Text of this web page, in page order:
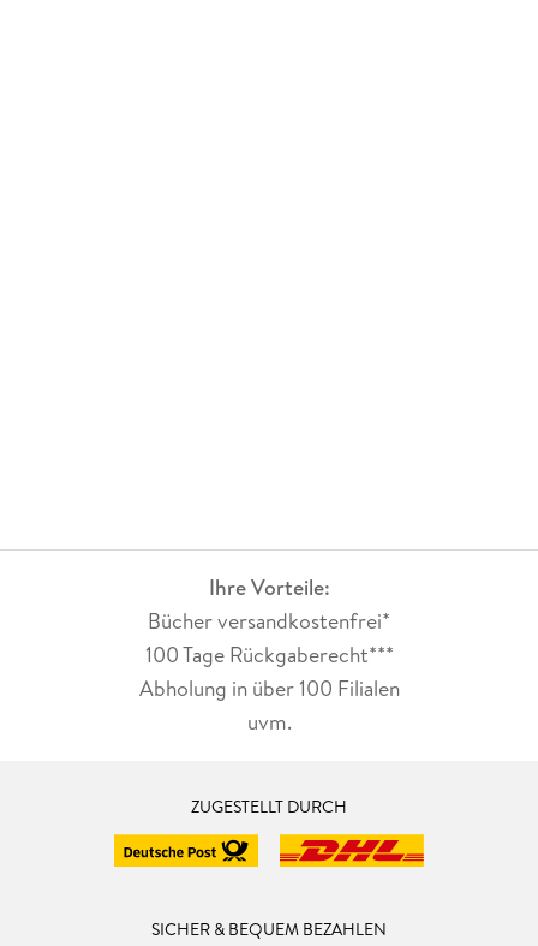
Ihre Vorteile:
Bücher versandkostenfrei*
100 Tage Rückgaberecht***
Abholung in über 100 Filialen
uvm.
ZUGESTELLT DURCH
SICHER & BEQUEM BEZAHLEN